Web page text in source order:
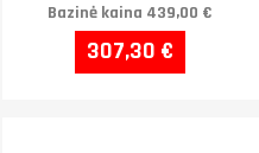
Bazinė kaina 439,00 €
307,30 €